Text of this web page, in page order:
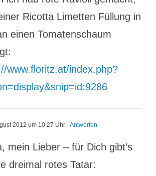
Ricotta Limetten Füllung in
einen Tomatenschaum
www.floritz.at/index.php?
2012 um 10:27 Uhr - Antworten
mein Lieber – für Dich gibt’s
dreimal rotes Tatar: